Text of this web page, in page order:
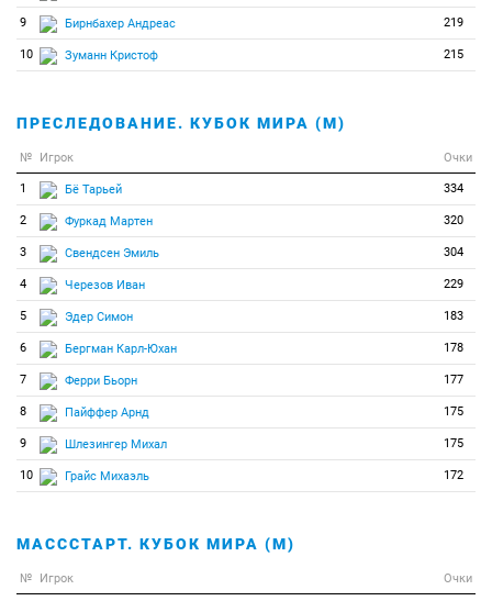
9 Бирнбахер Андреас 219
10 Зуманн Кристоф 215
ПРЕСЛЕДОВАНИЕ. КУБОК МИРА (М)
№ Игрок Очки
1 Бё Тарьей 334
2 Фуркад Мартен 320
3 Свендсен Эмиль 304
4 Черезов Иван 229
5 Эдер Симон 183
6 Бергман Карл-Юхан 178
7 Ферри Бьорн 177
8 Пайффер Арнд 175
9 Шлезингер Михал 175
10 Грайс Михаэль 172
МАСССТАРТ. КУБОК МИРА (М)
№ Игрок Очки